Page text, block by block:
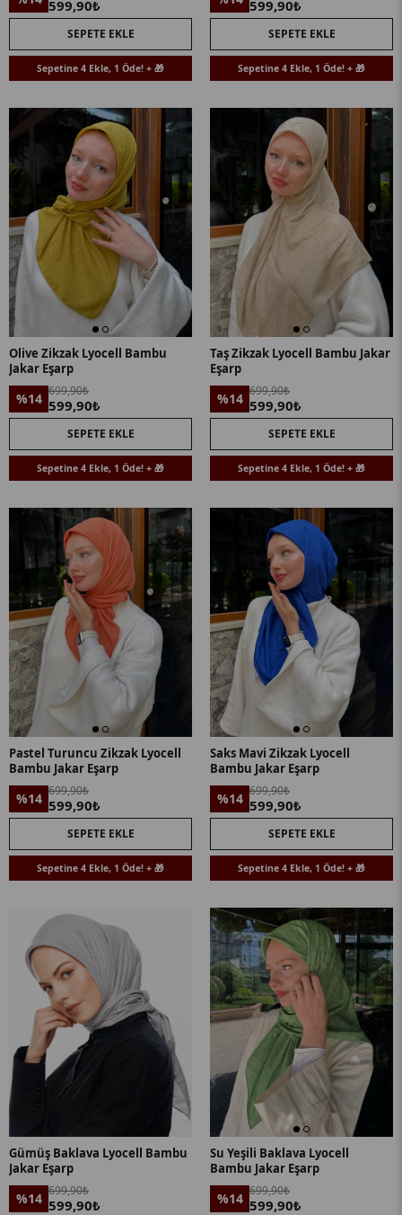
599,90₺
SEPETE EKLE
Sepetine 4 Ekle, 1 Öde! + 🎁
599,90₺
SEPETE EKLE
Sepetine 4 Ekle, 1 Öde! + 🎁
Olive Zikzak Lyocell Bambu
Jakar Eşarp
%14 699,90₺
599,90₺
SEPETE EKLE
Sepetine 4 Ekle, 1 Öde! + 🎁
Taş Zikzak Lyocell Bambu Jakar
Eşarp
%14 699,90₺
599,90₺
SEPETE EKLE
Sepetine 4 Ekle, 1 Öde! + 🎁
Pastel Turuncu Zikzak Lyocell
Bambu Jakar Eşarp
%14 699,90₺
599,90₺
SEPETE EKLE
Sepetine 4 Ekle, 1 Öde! + 🎁
Saks Mavi Zikzak Lyocell
Bambu Jakar Eşarp
%14 699,90₺
599,90₺
SEPETE EKLE
Sepetine 4 Ekle, 1 Öde! + 🎁
Gümüş Baklava Lyocell Bambu
Jakar Eşarp
%14 699,90₺
599,90₺
Su Yeşili Baklava Lyocell
Bambu Jakar Eşarp
%14 699,90₺
599,90₺